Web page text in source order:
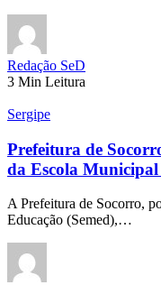
Redação SeD
3 Min Leitura
Sergipe
Prefeitura de
da Escola
A Prefeitura de Socorro,
Educação (Semed),…